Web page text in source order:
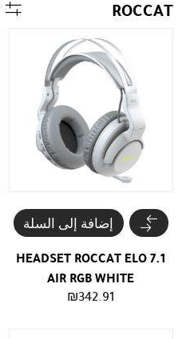
ROCCAT
HEADSET ROCCAT ELO 7.1
AIR RGB WHITE
₪342.91
إضافة إلى السلة